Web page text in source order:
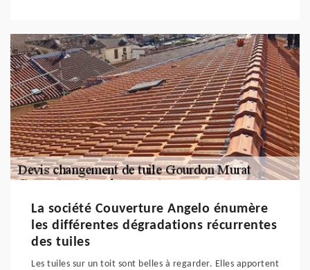
La société Couverture Angelo énumère
les différentes dégradations récurrentes
des tuiles
Les tuiles sur un toit sont belles à regarder. Elles apportent